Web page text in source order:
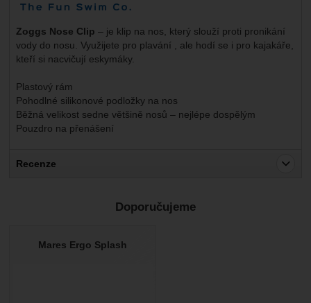
Zoggs Nose Clip – je klip na nos, který slouží proti pronikání
vody do nosu. Využijete pro plavání , ale hodí se i pro kajakáře,
kteří si nacvičují eskymáky.
Plastový rám
Pohodlné silikonové podložky na nos
Běžná velikost sedne většině nosů – nejlépe dospělým
Pouzdro na přenášení
Recenze
Nebyla přidána žádná recenze.
Doporučujeme
Mares Ergo Splash